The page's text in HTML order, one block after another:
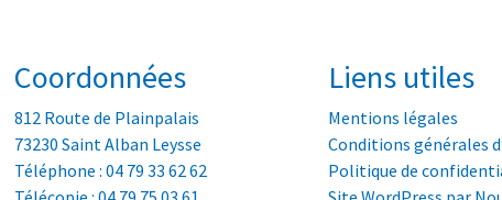
Coordonnées
812 Route de Plainpalais
73230 Saint Alban Leysse
Téléphone : 04 79 33 62 62
Liens utiles
Mentions légales
Conditions générales
Politique de